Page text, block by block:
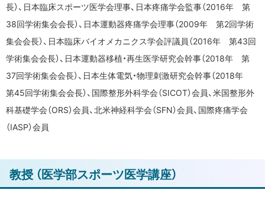
長）、日本臨床スポーツ医学会理事、日本疼痛学会監事（2016年 第
38回学術集会会長）、日本運動器疼痛学会理事（2009年 第2回学術
集会会長）、日本臨床バイオメカニクス学会評議員（2016年 第43回
学術集会会長）、日本運動器移植・再生医学研究会幹事（2018年 第
37回学術集会会長）、日本生体電気・物理刺激研究会幹事（2018年
第45回学術集会会長）、国際整形外科学会（SICOT）会員、米国整形外
科基礎学会（ORS）会員、北米神経科学会（SFN）会員、国際疼痛学会
（IASP）会員
ト
ッ
教授 （医学部スポーツ医学講座）